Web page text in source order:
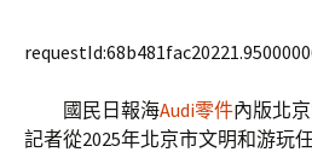
國民日報海Audi零件內版北
記者從2025年北京市文明和游玩